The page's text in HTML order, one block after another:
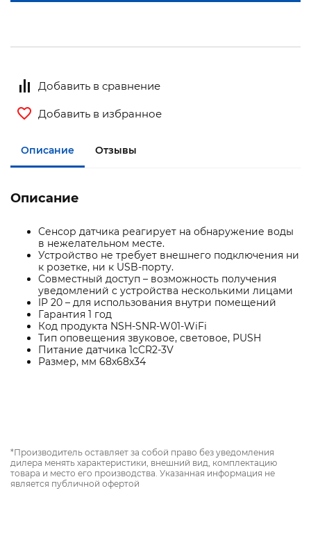
Добавить в сравнение
Добавить в избранное
Описание Отзывы
Описание
Сенсор датчика реагирует на обнаружение воды
в нежелательном месте.
Устройство не требует внешнего подключения ни
к розетке, ни к USB-порту.
Совместный доступ – возможность получения
уведомлений с устройства несколькими лицами
IP 20 – для использования внутри помещений
Гарантия 1 год
Код про­дук­та NSH-SNR-W01-WiFi
Тип опо­веще­ния звуковое, световое, PUSH
Пи­тание дат­чи­ка 1cCR2-3V
Раз­мер, мм 68x68x34
*Производитель оставляет за собой право без уведомления
дилера менять характеристики, внешний вид, комплектацию
товара и место его производства. Указанная информация не
является публичной офертой